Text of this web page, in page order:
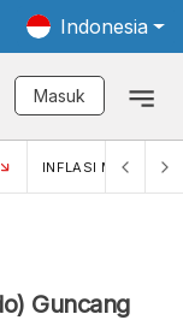
Indonesia
Masuk
INFLASI MOM (APR)
Guncang